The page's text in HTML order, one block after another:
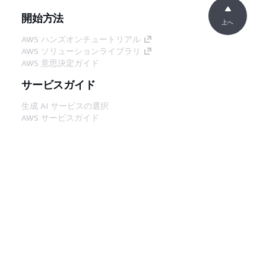
開始方法
AWS ハンズオンチュートリアル
AWS ソリューションライブラリ
AWS 意思決定ガイド
サービスガイド
生成 AI サービスの選択
AWS サービスガイド
上へ